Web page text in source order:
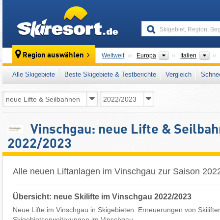
Region auswählen Weltweit Europa Kontinente
Italien
Alle Skigebiete Beste Skigebiete & Testberichte Vergleich
Vinschgau: neue Lifte &
2022/2023
Alle neuen Liftanlagen im Vinschgau zur Saison
Übersicht: neue Skilifte im Vinschgau 2022/2023
Neue Lifte im Vinschgau in Skigebieten: Erneuerungen von